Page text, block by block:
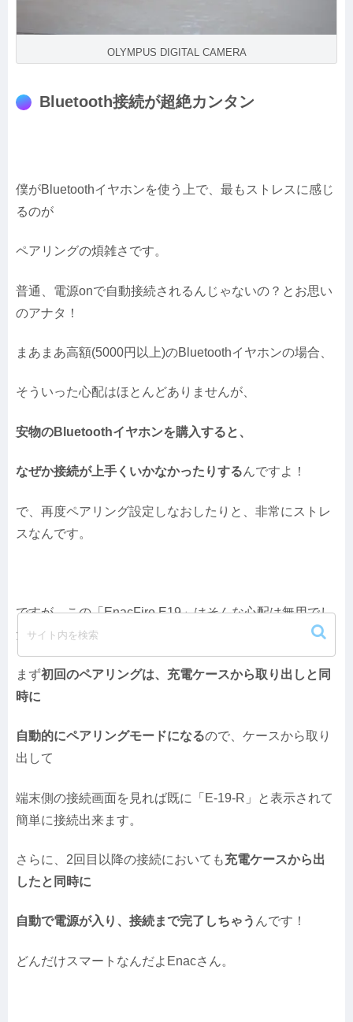
OLYMPUS DIGITAL CAMERA
Bluetooth接続が超絶カンタン
僕がBluetoothイヤホンを使う上で、最もストレスに感じ
るのが
ペアリングの煩雑さです。
普通、電源onで自動接続されるんじゃないの？とお思い
のアナタ！
まあまあ高額(5000円以上)のBluetoothイヤホンの場合、
そういった心配はほとんどありませんが、
安物のBluetoothイヤホンを購入すると、
なぜか接続が上手くいかなかったりするんですよ！
で、再度ペアリング設定しなおしたりと、非常にストレ
スなんです。
ですが、この「EnacFire E19」はそんな心配は無用でし
た。
まず初回のペアリングは、充電ケースから取り出しと同
時に
自動的にペアリングモードになるので、ケースから取り
出して
端末側の接続画面を見れば既に「E-19-R」と表示されて
簡単に接続出来ます。
さらに、2回目以降の接続においても充電ケースから出
したと同時に
自動で電源が入り、接続まで完了しちゃう んです！
どんだけスマートなんだよEnacさん。